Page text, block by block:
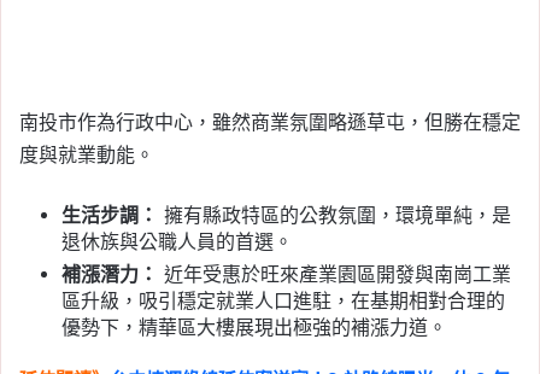
南投市作為行政中心，雖然商業氛圍略遜草屯，但勝在穩定
度與就業動能。
生活步調： 擁有縣政特區的公教氛圍，環境單純，是
退休族與公職人員的首選。
補漲潛力： 近年受惠於旺來產業園區開發與南崗工業
區升級，吸引穩定就業人口進駐，在基期相對合理的
優勢下，精華區大樓展現出極強的補漲力道。